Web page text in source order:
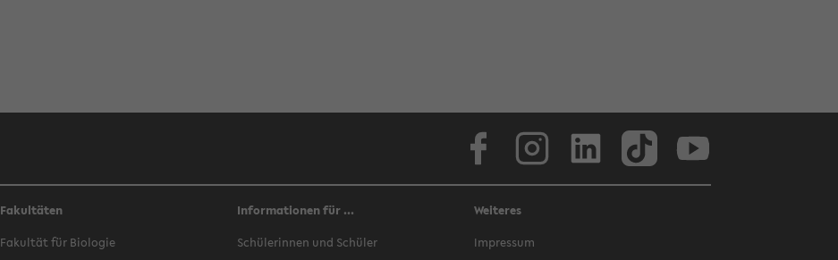
Fakultäten
Fakultät für Biologie
Informationen für ...
Schülerinnen und Schüler
Weiteres
Impressum